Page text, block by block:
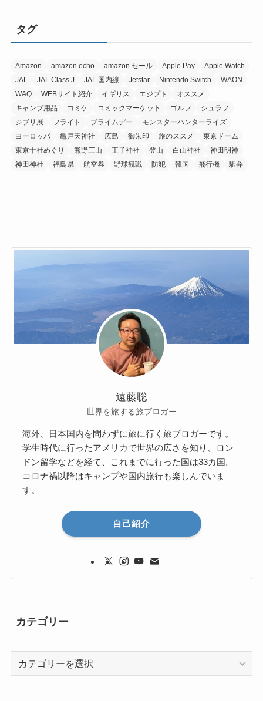
タグ
Amazon amazon echo amazon セール Apple Pay
Apple Watch
JAL
JAL Class J JAL 国内線 Jetstar Nintendo Switch
WAON
WAQ
WEBサイト紹介 イギリス エジプト
オススメ
キャンプ用品
コミケ コミックマーケット ゴルフ
シュラフ
ジブリ展
フライト プライムデー
モンスターハンターライズ
ヨーロッパ
亀戸天神社 広島 御朱印 旅のススメ
東京ドーム
東京十社めぐり
熊野三山 王子神社 登山 白山神社
神田明神
神田神社
福島県 航空券 野球観戦 防犯 韓国 飛行機 駅弁
遠藤聡
世界を旅する旅ブロガー
海外、日本国内を問わずに旅に行く旅ブロガーです。
学生時代に行ったアメリカで世界の広さを知り、ロン
ドン留学などを経て、これまでに行った国は33カ国。
コロナ禍以降はキャンプや国内旅行も楽しんでいま
す。
自己紹介
カテゴリー